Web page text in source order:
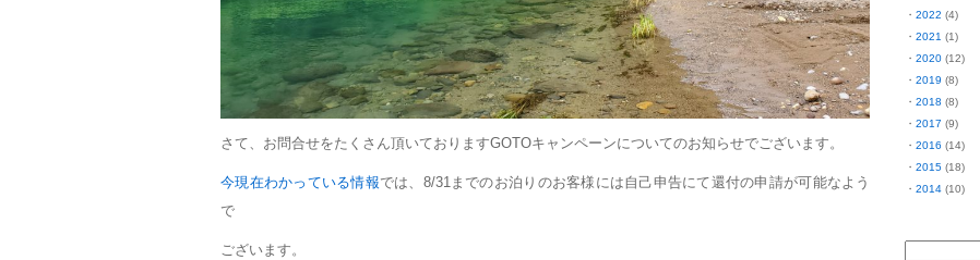
さて、お問合せをたくさん頂いておりますGOTOキャンペーンについてのお知らせでございます。
今現在わかっている情報では、8/31までのお泊りのお客様には自己申告にて還付の申請が可能なよう
で
ございます。
2022 (4)
2021 (1)
2020(12)
2019 (8)
2018 (8)
2017 (9)
2016 (14)
2015(18)
2014(10)